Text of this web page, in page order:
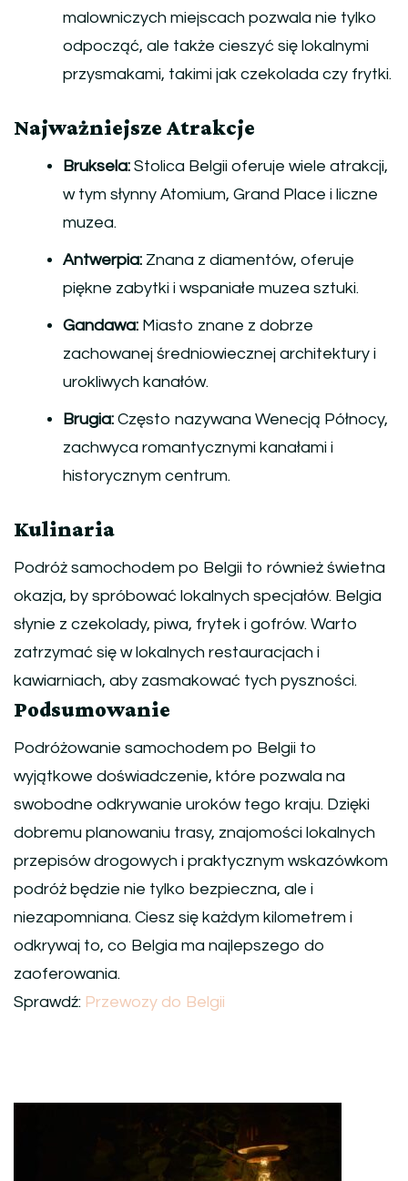
malowniczych miejscach pozwala nie tylko
odpocząć, ale także cieszyć się lokalnymi
przysmakami, takimi jak czekolada czy frytki.
Najważniejsze Atrakcje
Bruksela: Stolica Belgii oferuje wiele atrakcji,
w tym słynny Atomium, Grand Place i liczne
muzea.
Antwerpia: Znana z diamentów, oferuje
piękne zabytki i wspaniałe muzea sztuki.
Gandawa: Miasto znane z dobrze
zachowanej średniowiecznej architektury i
urokliwych kanałów.
Brugia: Często nazywana Wenecją Północy,
zachwyca romantycznymi kanałami i
historycznym centrum.
Kulinaria
Podróż samochodem po Belgii to również świetna
okazja, by spróbować lokalnych specjałów. Belgia
słynie z czekolady, piwa, frytek i gofrów. Warto
zatrzymać się w lokalnych restauracjach i
kawiarniach, aby zasmakować tych pyszności.
Podsumowanie
Podróżowanie samochodem po Belgii to
wyjątkowe doświadczenie, które pozwala na
swobodne odkrywanie uroków tego kraju. Dzięki
dobremu planowaniu trasy, znajomości lokalnych
przepisów drogowych i praktycznym wskazówkom
podróż będzie nie tylko bezpieczna, ale i
niezapomniana. Ciesz się każdym kilometrem i
odkrywaj to, co Belgia ma najlepszego do
zaoferowania.
Sprawdź: Przewozy do Belgii